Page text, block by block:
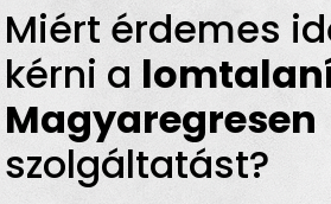
Miért érdemes
kérni a
Magyaregresen
szolgáltatást?